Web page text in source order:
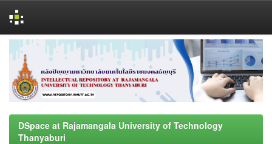
navigation
DSpace at Rajamangala University of Technology
Thanyaburi